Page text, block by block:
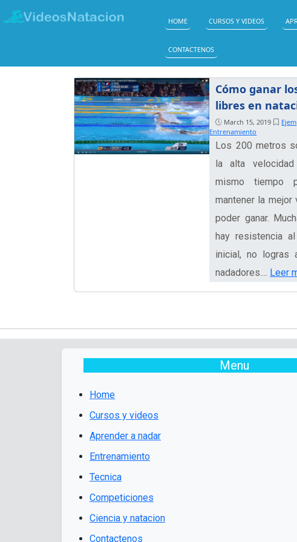
HOME CURSOS Y VIDEOS
CONTACTENOS
Cómo ganar
libres en
March 15, 2019
Entrenamiento
Los 200 metros
la alta
mismo tiempo
mantener la
poder ganar.
hay resistencia
inicial, no logras
nadadores.... Leer
Menu
Home
Cursos y videos
Aprender a nadar
Entrenamiento
Tecnica
Competiciones
Ciencia y natacion
Contactenos